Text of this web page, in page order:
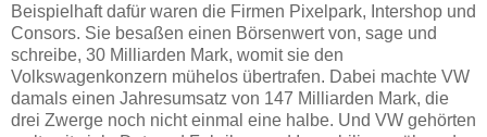
Beispielhaft dafür waren die Firmen Pixelpark, Intershop und
Consors. Sie besaßen einen Börsenwert von, sage und
schreibe, 30 Milliarden Mark, womit sie den
Volkswagenkonzern mühelos übertrafen. Dabei machte VW
damals einen Jahresumsatz von 147 Milliarden Mark, die
drei Zwerge noch nicht einmal eine halbe. Und VW gehörten